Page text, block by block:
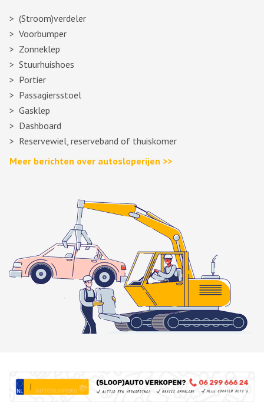
(Stroom)verdeler
Voorbumper
Zonneklep
Stuurhuishoes
Portier
Passagiersstoel
Gasklep
Dashboard
Reservewiel, reserveband of thuiskomer
Meer berichten over autosloperijen >>